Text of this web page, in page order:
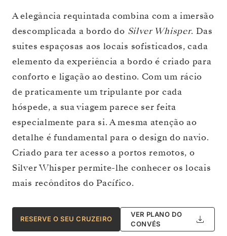
A elegância requintada combina com a imersão
descomplicada a bordo do Silver Whisper. Das
suites espaçosas aos locais sofisticados, cada
elemento da experiência a bordo é criado para
conforto e ligação ao destino. Com um rácio
de praticamente um tripulante por cada
hóspede, a sua viagem parece ser feita
especialmente para si. A mesma atenção ao
detalhe é fundamental para o design do navio.
Criado para ter acesso a portos remotos, o
Silver Whisper permite-lhe conhecer os locais
mais recônditos do Pacífico.
RESERVE O SEU CRUZEIRO
VER PLANO DO
CONVÉS